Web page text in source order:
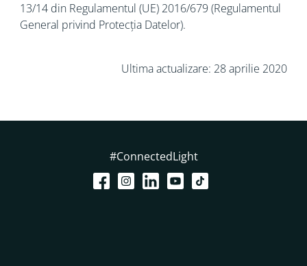
13/14 din Regulamentul (UE) 2016/679 (Regulamentul
General privind Protecția Datelor).
Ultima actualizare: 28 aprilie 2020
#ConnectedLight